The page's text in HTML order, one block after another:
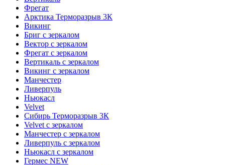
Фрегат
Арктика Терморазрыв 3К
Викинг
Бриг с зеркалом
Вектор с зеркалом
Фрегат с зеркалом
Вертикаль с зеркалом
Викинг с зеркалом
Манчестер
Ливерпуль
Ньюкасл
Velvet
Сибирь Терморазрыв 3К
Velvet с зеркалом
Манчестер с зеркалом
Ливерпуль с зеркалом
Ньюкасл с зеркалом
Гермес NEW